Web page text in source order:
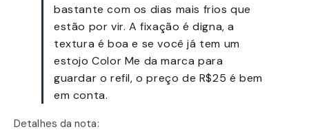
bastante com os dias mais frios que
estão por vir. A fixação é digna, a
textura é boa e se você já tem um
estojo Color Me da marca para
guardar o refil, o preço de R$25 é bem
em conta.
Detalhes da nota: